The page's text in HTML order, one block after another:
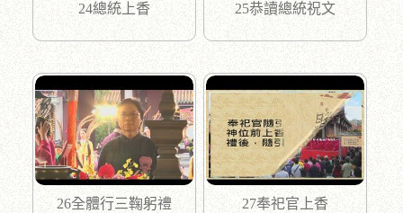
24總統上香 25恭讀總統祝文
26全體行三鞠躬禮 27奉祀官上香